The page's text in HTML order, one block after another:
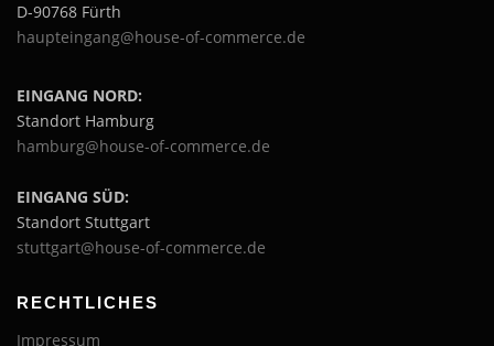
D-90768 Fürth
haupteingang@house-of-commerce.de
EINGANG NORD:
Standort Hamburg
hamburg@house-of-commerce.de
EINGANG SÜD:
Standort Stuttgart
stuttgart@house-of-commerce.de
RECHTLICHES
Impressum